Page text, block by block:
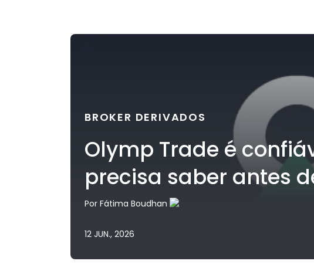
BROKER DERIVADOS
Olymp Trade é
precisa saber antes
Por Fátima Boudhan
12 JUN., 2026